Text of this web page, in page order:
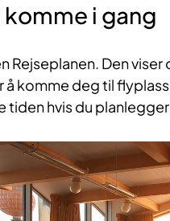
komme i gang
Rejseplanen. Den
å komme deg til
tiden hvis du